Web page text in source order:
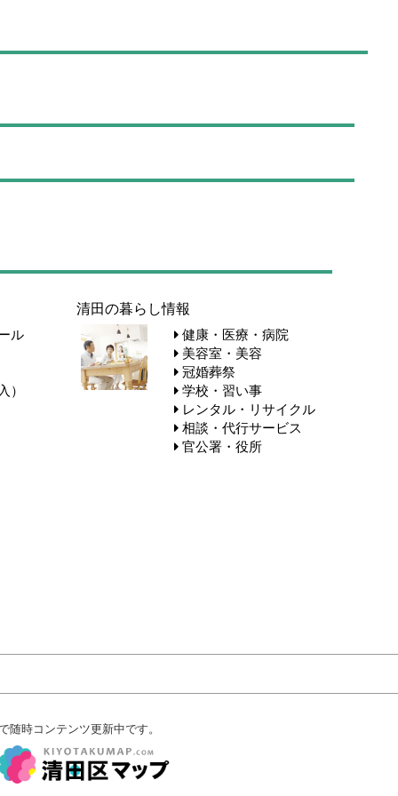
ル
清田の暮らし情報
健康・医療・病院
美容室・美容
冠婚葬祭
学校・習い事
レンタル・リサイクル
相談・代行サービス
官公署・役所
時コンテンツ更新中です。